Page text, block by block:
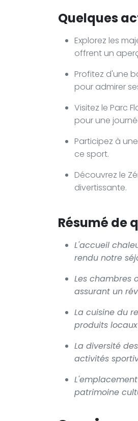
Quelques
Explorez les
offrent un
Profitez d'une
pour admirer
Visitez le Parc
pour une
Participez à
ce sport.
Découvrez le
divertissante.
Résumé de
L'accueil
rendu notre
Les chambres
assurant un
La cuisine du
produits
La diversité
activités
patrimoine